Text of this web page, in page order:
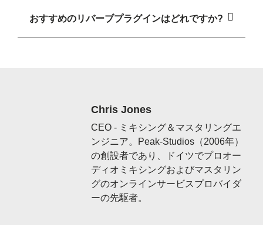
おすすめのリバーブプラグインはどれですか?
Chris Jones
CEO - ミキシング＆マスタリングエ
ンジニア。Peak-Studios（2006年）
の創設者であり、ドイツでプロオー
ディオミキシングおよびマスタリン
グのオンラインサービスプロバイダ
ーの先駆者。